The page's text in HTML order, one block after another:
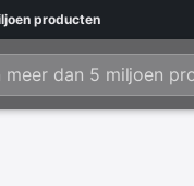
producten